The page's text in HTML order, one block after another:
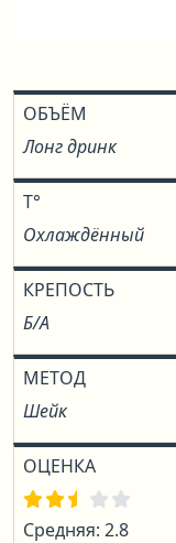
ОБЪЁМ
Лонг дринк
T°
Охлаждённый
КРЕПОСТЬ
Б/А
МЕТОД
Шейк
ОЦЕНКА
Средняя: 2.8